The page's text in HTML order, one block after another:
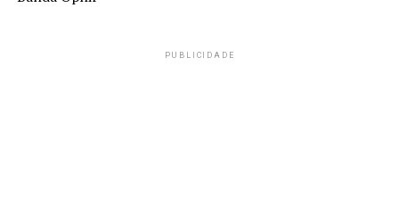
PUBLICIDADE